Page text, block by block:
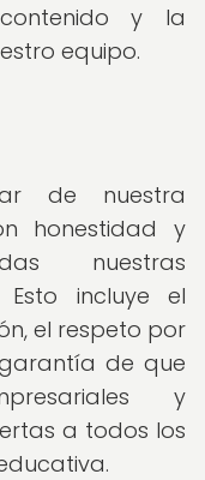
y la
equipo.
de nuestra
honestidad y
nuestras
Esto incluye el
el respeto por
de que
y
a todos los